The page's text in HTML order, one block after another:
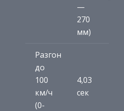
—
270
мм)
Разгон
до
100
км/ч
(0-
4,03
сек